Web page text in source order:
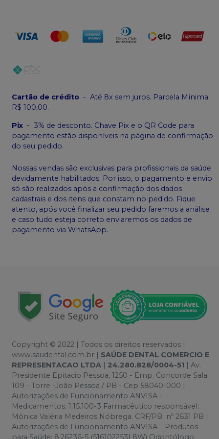
Cartão de crédito - Até 8x sem juros. Parcela Mínima
R$ 100,00.
Pix - 3% de desconto. Chave Pix e o QR Code para
pagamento estão disponíveis na página de confirmação
do seu pedido.
Nossas vendas são exclusivas para profissionais da saúde
devidamente habilitados. Por isso, o pagamento e envio
só são realizados após a confirmação dos dados
cadastrais e dos itens que constam no pedido. Fique
atento, após você finalizar seu pedido faremos a análise
e caso tudo esteja correto enviaremos os dados de
pagamento via WhatsApp.
Copyright © 2022 | Todos os direitos reservados |
www.saudental.com.br | SAÚDE DENTAL COMERCIO E
REPRESENTACAO LTDA | 24.280.828/0004-51 | Av.
Presidente Epitacio Pessoa, 1250 - Emp. Concorde Sala
109 - Torre -João Pessoa / PB - Cep 58040-000 |
Autorizações de Funcionamento ANVISA -
Medicamentos: 1.15.100-3 Farmacêutico responsável:
Mônica Valéria Medeiros Nóbrega. CRF/PB nº 2631 PB |
Autorizações de Funcionamento ANVISA – Produtos
para Saúde: 8.26236-5 (516102253L8W) Odontólogo